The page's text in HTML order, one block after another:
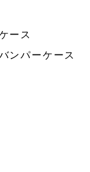
ース
ンパーケース